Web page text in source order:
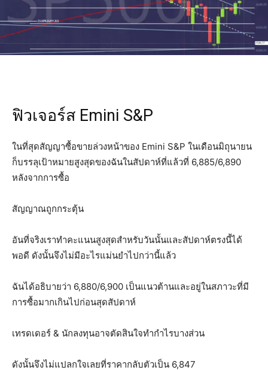
ฟิวเจอร์ส Emini S&P
ในที่สุดสัญญาซื้อขายล่วงหน้าของ Emini S&P ในเดือนมิถุนายน
ก็บรรลุเป้าหมายสูงสุดของฉันในสัปดาห์ที่แล้วที่ 6,885/6,890
หลังจากการซื้อ
สัญญาณถูกกระตุ้น
อันที่จริงเราทำคะแนนสูงสุดสำหรับวันนั้นและสัปดาห์ตรงนี้ได้
พอดี ดังนั้นจึงไม่มีอะไรแม่นยำไปกว่านี้แล้ว
ฉันได้อธิบายว่า 6,880/6,900 เป็นแนวต้านและอยู่ในสภาวะที่มี
การซื้อมากเกินไปก่อนสุดสัปดาห์
เทรดเดอร์ & นักลงทุนอาจตัดสินใจทำกำไรบางส่วน
ดังนั้นจึงไม่แปลกใจเลยที่ราคากลับตัวเป็น 6,847